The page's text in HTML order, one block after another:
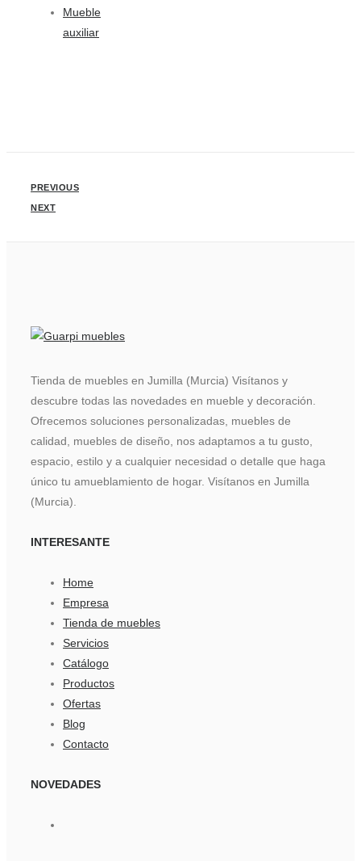
Mueble
auxiliar
PREVIOUS
NEXT
Tienda de muebles en Jumilla (Murcia) Visítanos y
descubre todas las novedades en mueble y decoración.
Ofrecemos soluciones personalizadas, muebles de
calidad, muebles de diseño, nos adaptamos a tu gusto,
espacio, estilo y a cualquier necesidad o detalle que haga
único tu amueblamiento de hogar. Visítanos en Jumilla
(Murcia).
INTERESANTE
Home
Empresa
Tienda de muebles
Servicios
Catálogo
Productos
Ofertas
Blog
Contacto
NOVEDADES